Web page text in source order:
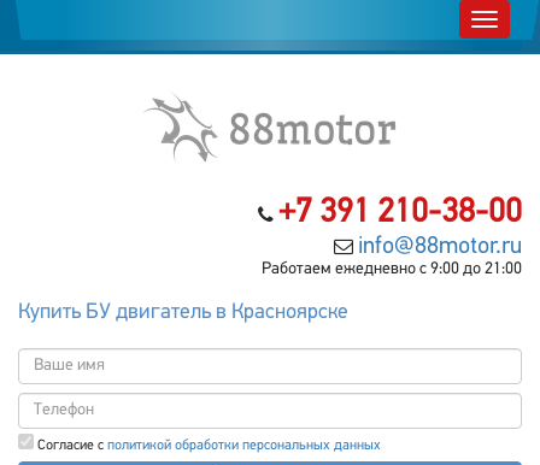
+7 391 210-38-00
info@88motor.ru
Работаем ежедневно с 9:00 до 21:00
Купить БУ двигатель в Красноярске
Согласие с политикой обработки персональных данных